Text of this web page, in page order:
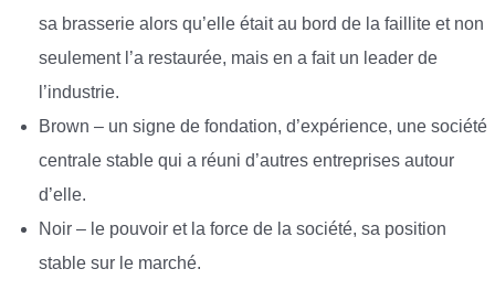
sa brasserie alors qu’elle était au bord de la faillite et non
seulement l’a restaurée, mais en a fait un leader de
l’industrie.
Brown – un signe de fondation, d’expérience, une société
centrale stable qui a réuni d’autres entreprises autour
d’elle.
Noir – le pouvoir et la force de la société, sa position
stable sur le marché.